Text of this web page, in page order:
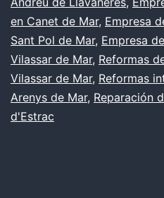
en Canet de Mar, Empresa
Sant Pol de Mar, Empresa
Vilassar de Mar, Reformas
Vilassar de Mar, Reformas
Arenys de Mar, Reparación
d'Estrac